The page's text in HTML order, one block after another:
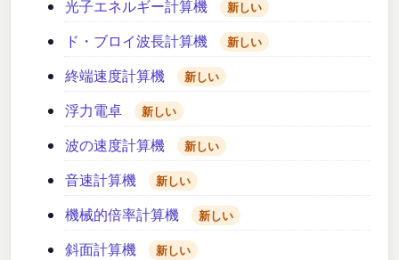
光子エネルギー計算機 新しい
ド・ブロイ波長計算機 新しい
終端速度計算機 新しい
浮力電卓 新しい
波の速度計算機 新しい
音速計算機 新しい
機械的倍率計算機 新しい
斜面計算機 新しい